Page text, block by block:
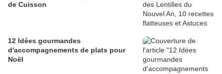
de Cuisson
12 Idées gourmandes
d'accompagnements de plats pour
Noël